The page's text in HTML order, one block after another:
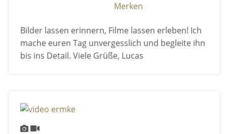
Merken
Bilder lassen erinnern, Filme lassen erleben! Ich
mache euren Tag unvergesslich und begleite ihn
bis ins Detail. Viele Grüße, Lucas